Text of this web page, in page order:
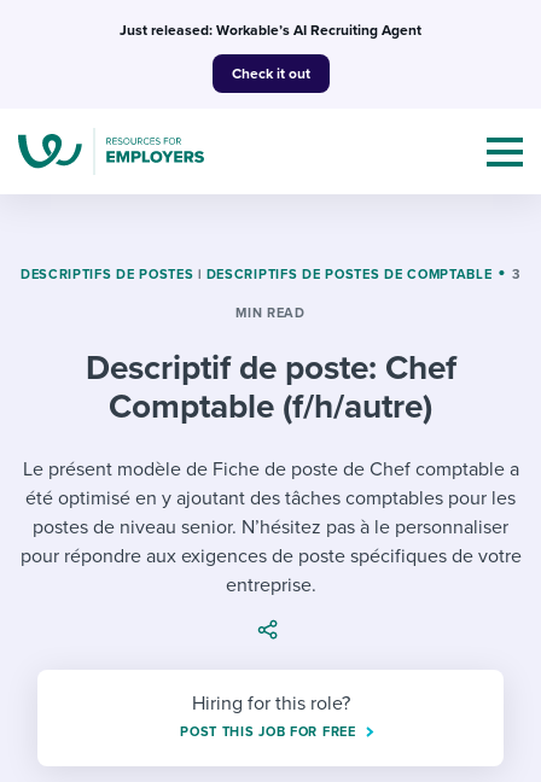
Just released: Workable’s AI Recruiting Agent
Check it out
Mobilizing AI in my work
Evaluating candidates
Developing & retaining people
Ensuring compliance
Templates & Guides
I WANT...
Job description templates
Interview question templates
Onboarding checklists
Step-by-step tutorials
I WANT TO LEARN ABOUT...
Applying for a job
Pay & benefits
Attend webinars & events
Workable customer stories
DESCRIPTIFS DE POSTES | DESCRIPTIFS DE POSTES DE COMPTABLE 3
MIN READ
Descriptif de poste: Chef
Comptable (f/h/autre)
Le présent modèle de Fiche de poste de Chef comptable a
été optimisé en y ajoutant des tâches comptables pour les
postes de niveau senior. N’hésitez pas à le personnaliser
pour répondre aux exigences de poste spécifiques de votre
entreprise.
Hiring for this role?
POST THIS JOB FOR FREE